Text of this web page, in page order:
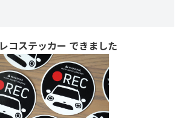
コステッカー できました